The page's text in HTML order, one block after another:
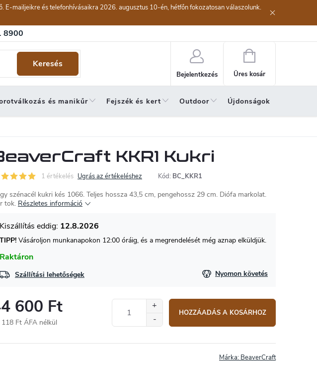
mailjeikre és telefonhívásaikra 2026. augusztus 10-én, hétfőn fokozatosan válaszolunk.
8900feltételek
Keresés
Bejelentkezés
Kosár
Üres kosár
és manikűr Fejszék és kert Outdoor Újdonságok
KKR1 Kukri
1 értékelés Ugrás az értékeléshez Kód: BC_KKR1
szénacél kukri kés 1066. Teljes hossza 43,5 cm, pengehossz 29 cm. Diófa markolat.
tok. Részletes információ
Raktáron
12.8.2026
TIPP! Vásároljon munkanapokon 12:00 óráig, és a megrendelését még aznap elküldjük.
Szállítási lehetőségek Nyomon követés
600 Ft
118 Ft ÁFA nélkül
HOZZÁADÁS A KOSÁRHOZ
Márka: BeaverCraft